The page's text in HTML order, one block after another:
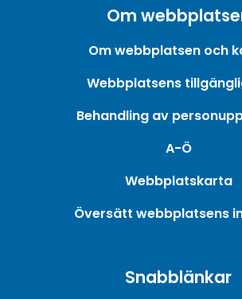
Om
Om webbplatsen och
Webbplatsens
Behandling av
A-Ö
Webbplatskarta
Översätt webbplatsens
Snabblänkar